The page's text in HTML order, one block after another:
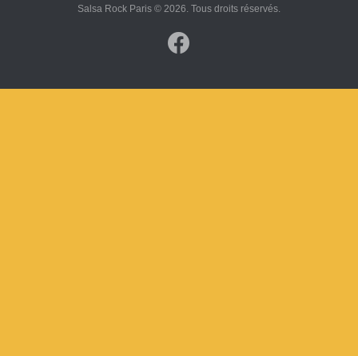
Salsa Rock Paris © 2026. Tous droits réservés.